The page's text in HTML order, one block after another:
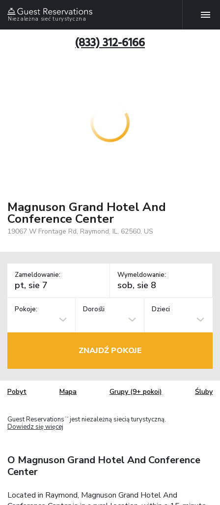
Niezależna sieć turystyczna
(833) 312-6166
Magnuson Grand Hotel And
Conference Center
19067 W Frontage Rd, Raymond, IL, 62560, US
Zameldowanie: Wymeldowanie:
Pokoje: Dorośli Dzieci
ZNAJDŹ POKOJE
Pobyt Mapa Grupy (9+ pokoi) Śluby
Guest Reservations TM jest niezależną siecią turystyczną.
Dowiedz się więcej
O Magnuson Grand Hotel And Conference
Center
Located in Raymond, Magnuson Grand Hotel And